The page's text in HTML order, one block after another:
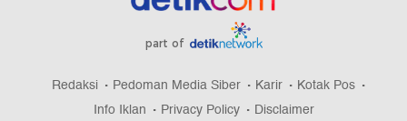
part of
Redaksi Pedoman Media Siber Karir
Kotak Pos
Info Iklan
Privacy Policy Disclaimer